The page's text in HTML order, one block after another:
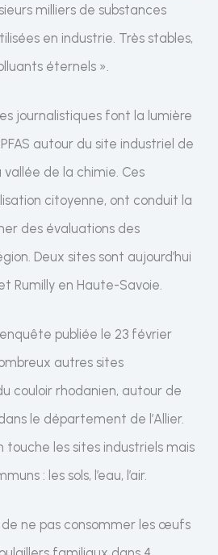
milliers de substances
en industrie. Très stables,
éternels ».
journalistiques font la lumière
autour du site industriel de
de la chimie. Ces
citoyenne, ont conduit la
des évaluations des
Deux sites sont aujourd’hui
Rumilly en Haute-Savoie.
publiée le 23 février
autres sites
couloir rhodanien, autour de
le département de l’Allier.
les sites industriels mais
: les sols, l’eau, l’air.
ne pas consommer les œufs